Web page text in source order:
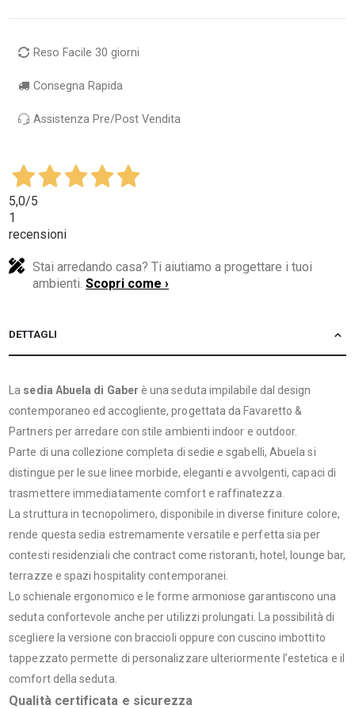
Reso Facile 30 giorni
Consegna Rapida
Assistenza Pre/Post Vendita
5,0/5
1
recensioni
Stai arredando casa? Ti aiutiamo a progettare i tuoi
ambienti.Scopri come ›
DETTAGLI
La sedia Abuela di Gaber è una seduta impilabile dal design
contemporaneo ed accogliente, progettata da Favaretto &
Partners per arredare con stile ambienti indoor e outdoor.
Parte di una collezione completa di sedie e sgabelli, Abuela si
distingue per le sue linee morbide, eleganti e avvolgenti, capaci di
trasmettere immediatamente comfort e raffinatezza.
La struttura in tecnopolimero, disponibile in diverse finiture colore,
rende questa sedia estremamente versatile e perfetta sia per
contesti residenziali che contract come ristoranti, hotel, lounge bar,
terrazze e spazi hospitality contemporanei.
Lo schienale ergonomico e le forme armoniose garantiscono una
seduta confortevole anche per utilizzi prolungati. La possibilità di
scegliere la versione con braccioli oppure con cuscino imbottito
tappezzato permette di personalizzare ulteriormente l’estetica e il
comfort della seduta.
Qualità certificata e sicurezza